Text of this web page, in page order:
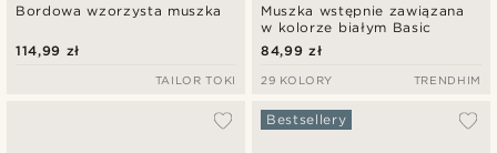
Bordowa wzorzysta muszka
114,99 zł
TAILOR TOKI
Muszka wstępnie zawiązana
w kolorze białym Basic
84,99 zł
29 KOLORY TRENDHIM
Bestsellery